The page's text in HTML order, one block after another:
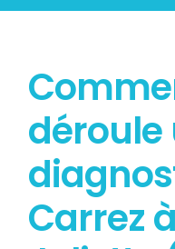
déroule
Carrez